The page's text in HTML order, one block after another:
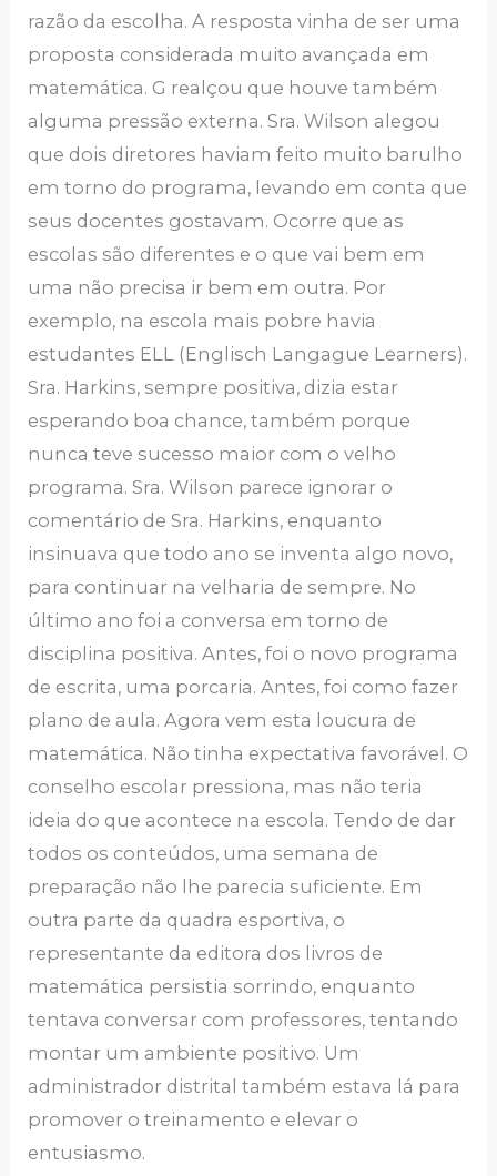
razão da escolha. A resposta vinha de ser uma
proposta considerada muito avançada em
matemática. G realçou que houve também
alguma pressão externa. Sra. Wilson alegou
que dois diretores haviam feito muito barulho
em torno do programa, levando em conta que
seus docentes gostavam. Ocorre que as
escolas são diferentes e o que vai bem em
uma não precisa ir bem em outra. Por
exemplo, na escola mais pobre havia
estudantes ELL (Englisch Langague Learners).
Sra. Harkins, sempre positiva, dizia estar
esperando boa chance, também porque
nunca teve sucesso maior com o velho
programa. Sra. Wilson parece ignorar o
comentário de Sra. Harkins, enquanto
insinuava que todo ano se inventa algo novo,
para continuar na velharia de sempre. No
último ano foi a conversa em torno de
disciplina positiva. Antes, foi o novo programa
de escrita, uma porcaria. Antes, foi como fazer
plano de aula. Agora vem esta loucura de
matemática. Não tinha expectativa favorável. O
conselho escolar pressiona, mas não teria
ideia do que acontece na escola. Tendo de dar
todos os conteúdos, uma semana de
preparação não lhe parecia suficiente. Em
outra parte da quadra esportiva, o
representante da editora dos livros de
matemática persistia sorrindo, enquanto
tentava conversar com professores, tentando
montar um ambiente positivo. Um
administrador distrital também estava lá para
promover o treinamento e elevar o
entusiasmo.